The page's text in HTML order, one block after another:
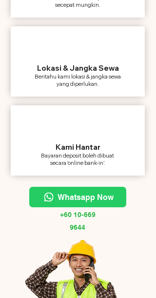
secepat mungkin.
Lokasi & Jangka Sewa
Beritahu kami lokasi & jangka sewa
yang diperlukan.
Kami Hantar
Bayaran deposit boleh dibuat
secara 'online bank-in'.
Whatsapp Now
+60 10-669
9644